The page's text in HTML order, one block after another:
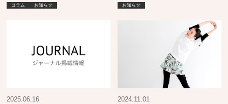
コラム お知らせ
へのカラーケア提案
お知らせ
2025.06.16 2024.11.01